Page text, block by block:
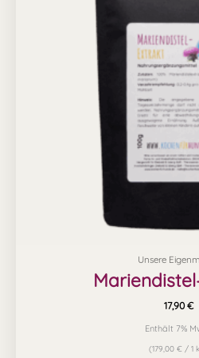
Unsere
17,90€
Enthält 7%
(179,00 € / 1